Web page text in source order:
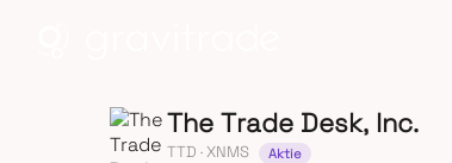
The Trade Desk, Inc.
TTD · XNMS Aktie